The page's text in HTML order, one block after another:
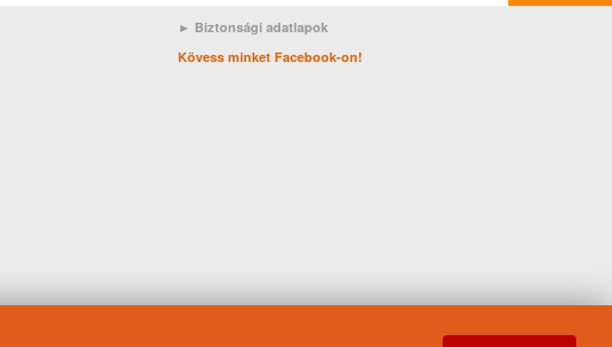
► Biztonsági adatlapok
Kövess minket Facebook-on!